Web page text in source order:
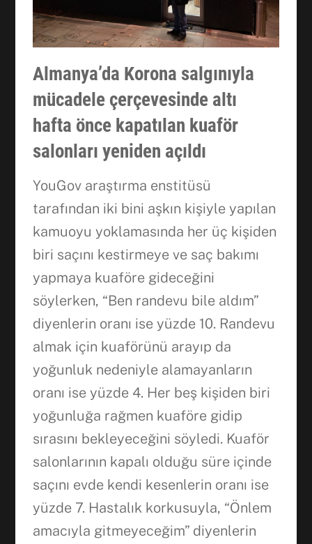
Almanya’da Korona salgınıyla
mücadele çerçevesinde altı
hafta önce kapatılan kuaför
salonları yeniden açıldı
YouGov araştırma enstitüsü
tarafından iki bini aşkın kişiyle yapılan
kamuoyu yoklamasında her üç kişiden
biri saçını kestirmeye ve saç bakımı
yapmaya kuaföre gideceğini
söylerken, “Ben randevu bile aldım”
diyenlerin oranı ise yüzde 10. Randevu
almak için kuaförünü arayıp da
yoğunluk nedeniyle alamayanların
oranı ise yüzde 4. Her beş kişiden biri
yoğunluğa rağmen kuaföre gidip
sırasını bekleyeceğini söyledi. Kuaför
salonlarının kapalı olduğu süre içinde
saçını evde kendi kesenlerin oranı ise
yüzde 7. Hastalık korkusuyla, “Önlem
amacıyla gitmeyeceğim” diyenlerin